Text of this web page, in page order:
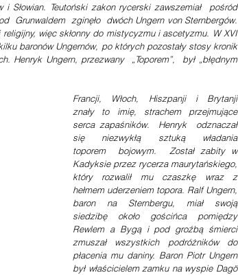
Słowian. Teutoński zakon rycerski zawszemiał  pośród
Grunwaldem  zginęło  dwóch Ungern von Sternbergów.
więc skłonny do mistycyzmu i ascetyzmu. W XVI
baronów Ungernów, po których pozostały stosy kronik
Ungern, przezwany  „Toporem”,  był „błędnym
Francji,  Włoch,  Hiszpanji  i  Brytanji
znały  to  imię,  strachem  przejmujące
serca zapaśników.  Henryk  odznaczał
się  niezwykłą  sztuką  władania
toporem  bojowym.  Został zabity w
Kadyksie przez rycerza maurytańskiego,
który rozwalił mu czaszkę wraz z
hełmem uderzeniem topora. Ralf Ungern,
baron na Sternbergu, miał swoją
siedzibę około gościńca pomiędzy
Rewlem a Bygą i pod groźbą śmierci
zmuszał wszystkich podróżników do
płacenia mu daniny. Baron Piotr Ungern
był właścicielem zamku na wyspie Dagö